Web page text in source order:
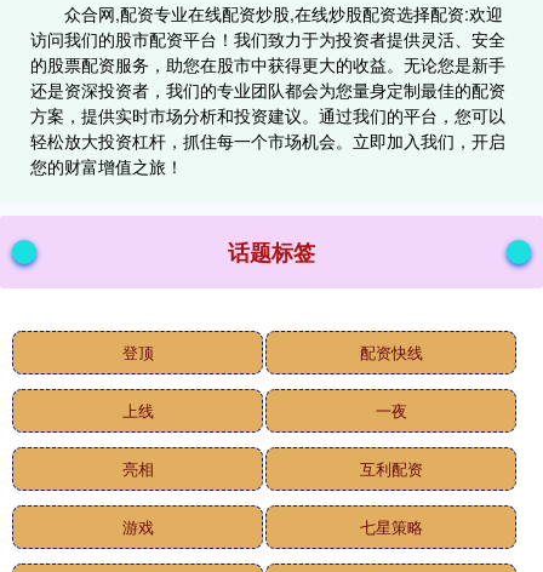
众合网,配资专业在线配资炒股,在线炒股配资选择配资:欢迎
访问我们的股市配资平台！我们致力于为投资者提供灵活、安全
的股票配资服务，助您在股市中获得更大的收益。无论您是新手
还是资深投资者，我们的专业团队都会为您量身定制最佳的配资
方案，提供实时市场分析和投资建议。通过我们的平台，您可以
轻松放大投资杠杆，抓住每一个市场机会。立即加入我们，开启
您的财富增值之旅！
话题标签
登顶 配资快线
上线 一夜
亮相 互利配资
游戏 七星策略